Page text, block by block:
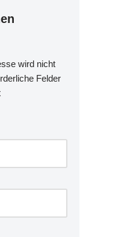
wird nicht
Felder